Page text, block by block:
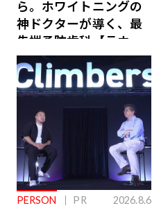
ら。ホワイトニングの
神ドクターが導く、最
先端予防歯科【ラウン
ジ会員特典あり】
PERSON PR 2026.8.6